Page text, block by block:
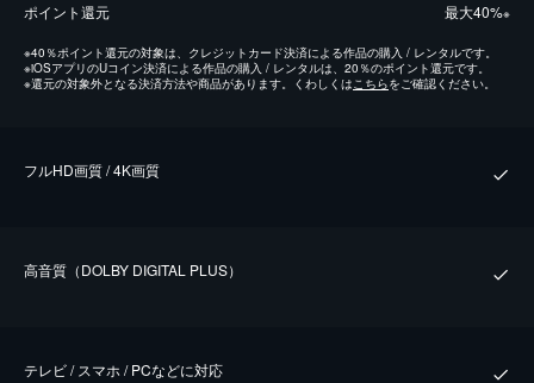
ポイント還元 最⼤40%※
※40％ポイント還元の対象は、クレジットカード決済による作品の購入 / レンタルです。
※iOSアプリのUコイン決済による作品の購入 / レンタルは、20％のポイント還元です。
※還元の対象外となる決済方法や商品があります。くわしくはこちらをご確認ください。
フルHD画質 / 4K画質
⾼⾳質（DOLBY DIGITAL PLUS）
テレビ / スマホ / PCなどに対応